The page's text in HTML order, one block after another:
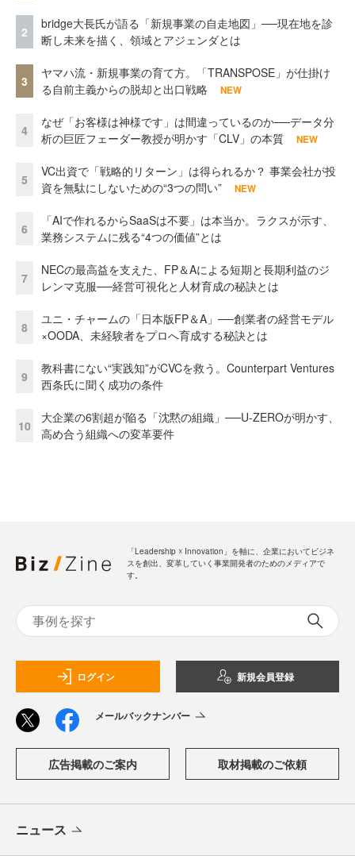
2
bridge大長氏が語る「新規事業の自走地図」──現在地を診
断し未来を描く、領域とアジェンダとは
3
ヤマハ流・新規事業の育て方。「TRANSPOSE」が仕掛け
る自前主義からの脱却と出口戦略
NEW
4
なぜ「お客様は神様です」は間違っているのか──データ分
析の巨匠フェーダー教授が明かす「CLV」の本質
NEW
5
VC出資で「戦略的リターン」は得られるか？ 事業会社が投
資を無駄にしないための“3つの問い”
NEW
6
「AIで作れるからSaaSは不要」は本当か。ラクスが示す、
業務システムに残る“4つの価値”とは
7
NECの最高益を支えた、FP＆Aによる短期と長期利益のジ
レンマ克服──経営可視化と人材育成の秘訣とは
8
ユニ・チャームの「日本版FP＆A」──創業者の経営モデル
×OODA、未経験者をプロへ育成する秘訣とは
9
教科書にない“実践知”がCVCを救う。Counterpart Ventures
西条氏に聞く成功の条件
10
大企業の6割超が陥る「沈黙の組織」──U-ZEROが明かす、
高め合う組織への変革要件
「Leadership ☓ Innovation」を軸に、企業においてビジネ
スを創出、変革していく事業開発者のためのメディアで
す。
ログイン 新規会員登録
メールバックナンバー
広告掲載のご案内 取材掲載のご依頼
ニュース